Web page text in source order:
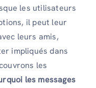
les utilisateurs
il peut leur
leurs amis,
impliqués dans
les
les messages